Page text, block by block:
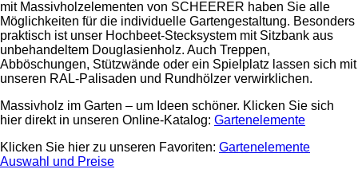
mit Massivholzelementen von SCHEERER haben Sie alle
Möglichkeiten für die individuelle Gartengestaltung. Besonders
praktisch ist unser Hochbeet-Stecksystem mit Sitzbank aus
unbehandeltem Douglasienholz. Auch Treppen,
Abböschungen, Stützwände oder ein Spielplatz lassen sich mit
unseren RAL-Palisaden und Rundhölzer verwirklichen.
Massivholz im Garten – um Ideen schöner. Klicken Sie sich
hier direkt in unseren Online-Katalog: Gartenelemente
Klicken Sie hier zu unseren Favoriten: Gartenelemente
Auswahl und Preise